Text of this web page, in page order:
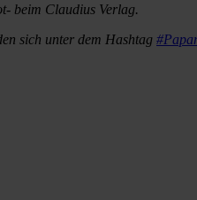
beim Claudius Verlag.
sich unter dem Hashtag